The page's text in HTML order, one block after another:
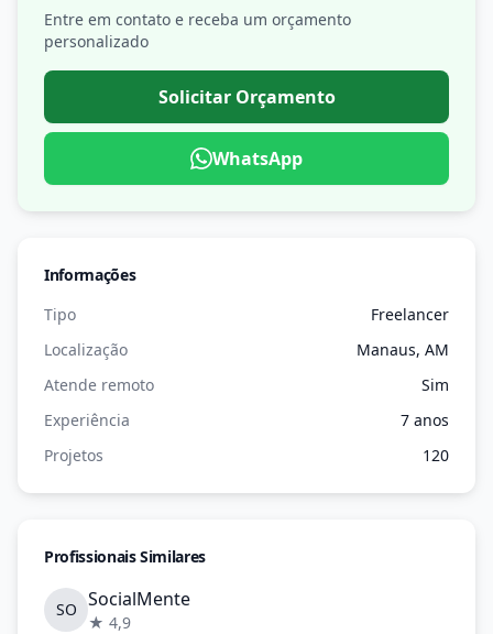
Entre em contato e receba um orçamento
personalizado
Solicitar Orçamento
WhatsApp
Informações
Tipo
Freelancer
Localização
Manaus, AM
Atende remoto
Sim
Experiência
7 anos
Projetos
120
Profissionais Similares
SO SocialMente
★ 4,9